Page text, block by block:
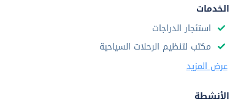
الخدمات
استئجار الدراجات
مكتب لتنظيم الرحلات السياحية
عرض المزيد
الأنشطة